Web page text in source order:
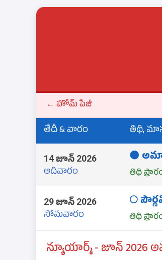
← హోమ్ పేజీ
తేదీ & వారం తిథి,
14 జూన్ 2026
ఆదివారం
🌑
తిథి
29 జూన్ 2026
సోమవారం
🌕
తిథి
న్యూయార్క్ - జూన్